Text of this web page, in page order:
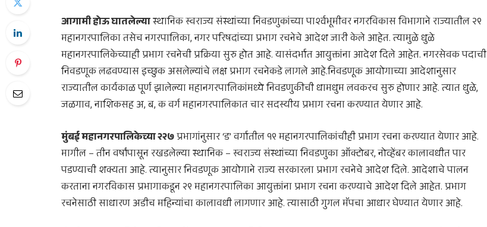
आगामी होऊ घातलेल्यास्थानिक स्वराज्य संस्थांच्या निवडणुकांच्या पार्श्वभूमीवर नगरविकास विभागाने राज्यातील २९
महानगरपालिका तसेच नगरपालिका, नगर परिषदांच्या प्रभाग रचनेचे आदेश जारी केले आहेत. त्यामुळे धुळे
महानगरपालिकेच्याही प्रभाग रचनेची प्रक्रिया सुरु होत आहे. यासंदर्भात आयुक्तांना आदेश दिले आहेत. नगरसेवक पदाची
निवडणूक लढवण्यास इच्छुक असलेल्यांचे लक्ष प्रभाग रचनेकडे लागले आहे.निवडणूक आयोगाच्या आदेशानुसार
राज्यातील कार्यकाळ पूर्ण झालेल्या महानगरपालिकांमध्ये निवडणुकीची धामधुम लवकरच सुरु होणार आहे. त्यात धुळे,
जळगाव, नाशिकसह अ, ब, क वर्ग महानगरपालिकात चार सदस्यीय प्रभाग रचना करण्यात येणार आहे.
मुंबई महानगरपालिकेच्या २२७प्रभागांनुसार ‘ड’ वर्गातील १९ महानगरपालिकांचीही प्रभाग रचना करण्यात येणार आहे.
मागील – तीन वर्षांपासून रखडलेल्या स्थानिक – स्वराज्य संस्थांच्या निवडणुका ऑक्टोबर, नोव्हेंबर कालावधीत पार
पडण्याची शक्यता आहे. त्यानुसार निवडणूक आयोगाने राज्य सरकारला प्रभाग रचनेचे आदेश दिले. आदेशाचे पालन
करताना नगरविकास प्रभागाकडून २९ महानगरपालिका आयुक्तांना प्रभाग रचना करण्याचे आदेश दिले आहेत. प्रभाग
रचनेसाठी साधारण अडीच महिन्यांचा कालावधी लागणार आहे. त्यासाठी गुगल मॅपचा आधार घेण्यात येणार आहे.